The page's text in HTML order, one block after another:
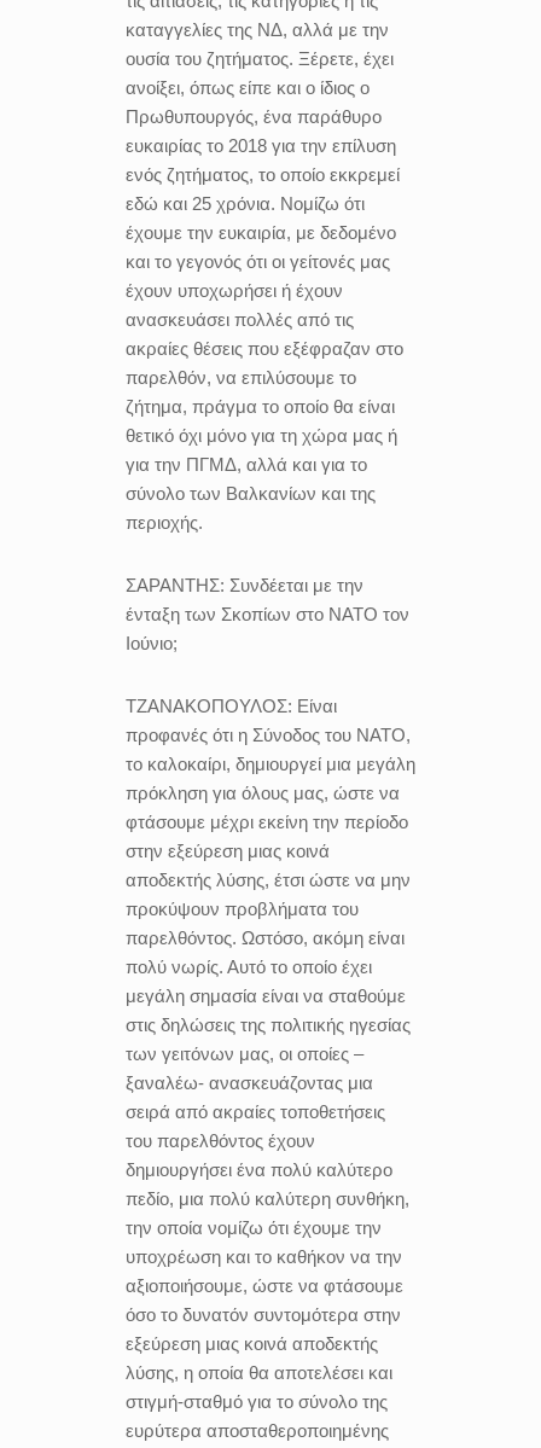
καταγγελίες της ΝΔ, αλλά με την
ουσία του ζητήματος. Ξέρετε, έχει
ανοίξει, όπως είπε και ο ίδιος ο
Πρωθυπουργός, ένα παράθυρο
ευκαιρίας το 2018 για την επίλυση
ενός ζητήματος, το οποίο εκκρεμεί
εδώ και 25 χρόνια. Νομίζω ότι
έχουμε την ευκαιρία, με δεδομένο
και το γεγονός ότι οι γείτονές μας
έχουν υποχωρήσει ή έχουν
ανασκευάσει πολλές από τις
ακραίες θέσεις που εξέφραζαν στο
παρελθόν, να επιλύσουμε το
ζήτημα, πράγμα το οποίο θα είναι
θετικό όχι μόνο για τη χώρα μας ή
για την ΠΓΜΔ, αλλά και για το
σύνολο των Βαλκανίων και της
περιοχής.
ΣΑΡΑΝΤΗΣ: Συνδέεται με την
ένταξη των Σκοπίων στο ΝΑΤΟ τον
Ιούνιο;
ΤΖΑΝΑΚΟΠΟΥΛΟΣ: Είναι
προφανές ότι η Σύνοδος του ΝΑΤΟ,
το καλοκαίρι, δημιουργεί μια μεγάλη
πρόκληση για όλους μας, ώστε να
φτάσουμε μέχρι εκείνη την περίοδο
στην εξεύρεση μιας κοινά
αποδεκτής λύσης, έτσι ώστε να μην
προκύψουν προβλήματα του
παρελθόντος. Ωστόσο, ακόμη είναι
πολύ νωρίς. Αυτό το οποίο έχει
μεγάλη σημασία είναι να σταθούμε
στις δηλώσεις της πολιτικής ηγεσίας
των γειτόνων μας, οι οποίες –
ξαναλέω- ανασκευάζοντας μια
σειρά από ακραίες τοποθετήσεις
του παρελθόντος έχουν
δημιουργήσει ένα πολύ καλύτερο
πεδίο, μια πολύ καλύτερη συνθήκη,
την οποία νομίζω ότι έχουμε την
υποχρέωση και το καθήκον να την
αξιοποιήσουμε, ώστε να φτάσουμε
όσο το δυνατόν συντομότερα στην
εξεύρεση μιας κοινά αποδεκτής
λύσης, η οποία θα αποτελέσει και
στιγμή-σταθμό για το σύνολο της
ευρύτερα αποσταθεροποιημένης